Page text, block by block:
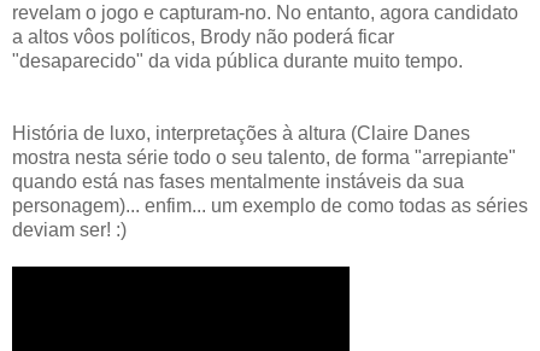
revelam o jogo e capturam-no. No entanto, agora candidato
a altos vôos políticos, Brody não poderá ficar
"desaparecido" da vida pública durante muito tempo.
História de luxo, interpretações à altura (Claire Danes
mostra nesta série todo o seu talento, de forma "arrepiante"
quando está nas fases mentalmente instáveis da sua
personagem)... enfim... um exemplo de como todas as séries
deviam ser! :)